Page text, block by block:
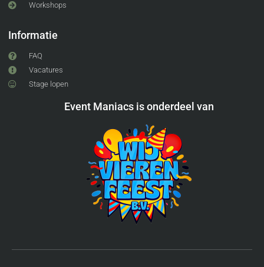
Workshops
Informatie
FAQ
Vacatures
Stage lopen
Event Maniacs is onderdeel van